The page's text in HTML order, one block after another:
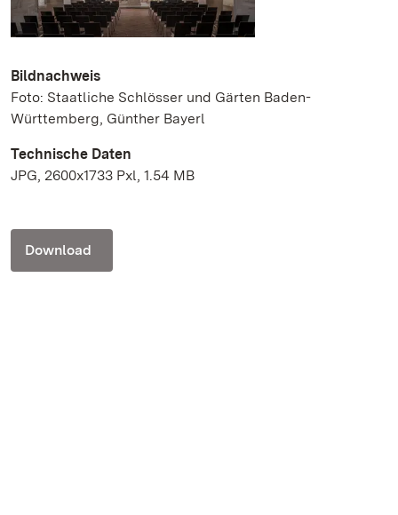
Bildnachweis
Foto: Staatliche Schlösser und Gärten Baden-
Württemberg, Günther Bayerl
Technische Daten
JPG, 2600x1733 Pxl, 1.54 MB
Download